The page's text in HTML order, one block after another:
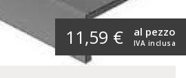
11,59 € IVA inclusa
al pezzo